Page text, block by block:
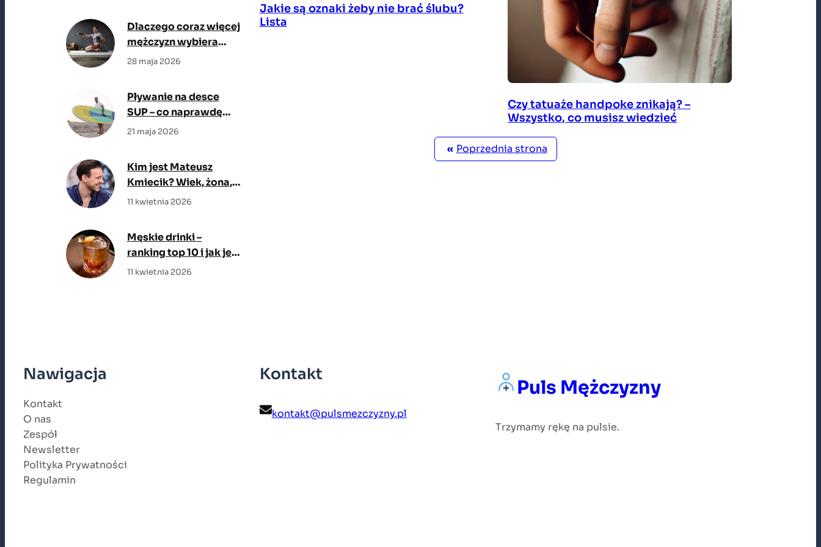
Dlaczego coraz więcej
mężczyzn wybiera
reformer zamiast
28 maja 2026
Pływanie na desce
SUP – co naprawdę
trzeba wiedzieć, zanim
21 maja 2026
Kim jest Mateusz
Kmiecik? Wiek, żona,
filmy
11 kwietnia 2026
Męskie drinki –
ranking top 10 i jak je
zrobić
11 kwietnia 2026
Jakie są oznaki żeby nie brać ślubu?
Lista
Czy tatuaże handpoke znikają? –
Wszystko, co musisz wiedzieć
« Poprzednia strona
Nawigacja
Kontakt
O nas
Zespół
Newsletter
Polityka Prywatności
Regulamin
Kontakt
kontakt@pulsmezczyzny.pl
Puls Mężczyzny
Trzymamy rękę na pulsie.